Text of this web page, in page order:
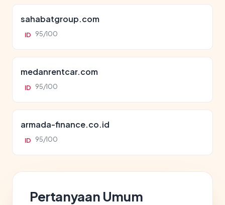
sahabatgroup.com
ID 95/100
medanrentcar.com
ID 95/100
armada-finance.co.id
ID 95/100
Pertanyaan Umum